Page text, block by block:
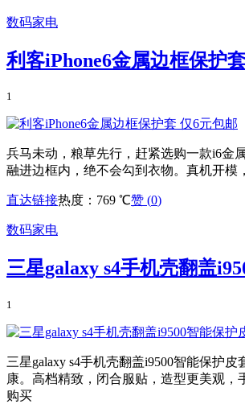
数码家电
利客iPhone6金属边框保护
1
兵马未动，粮草先行，赶紧选购一款i6金
融进边框内，绝不会勾到衣物。真机开
直达链接热度：769 ℃赞 (0)
数码家电
三星galaxy s4手机壳翻盖
1
三星galaxy s4手机壳翻盖i9500智能保护
康。高档精致，闭合服贴，造型更美观
购买